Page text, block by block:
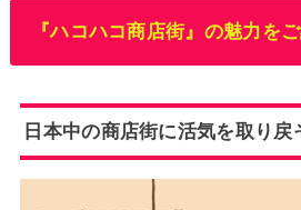
『ハコハコ商店街』の魅力をご
日本中の商店街に活気を取り戻